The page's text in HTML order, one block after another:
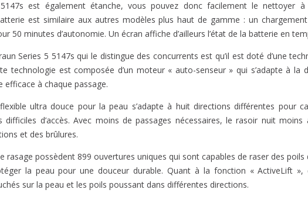
est également étanche, vous pouvez donc facilement le nettoyer à
est similaire aux autres modèles plus haut de gamme : un
50 minutes d’autonomie. Un écran affiche d’ailleurs l’état de la batterie en
Series 5 5147s qui le distingue des concurrents est qu’il est doté d’une
technologie est composée d’un moteur « auto-senseur » qui s’adapte à la
efficace à chaque passage.
ultra douce pour la peau s’adapte à huit directions différentes pour
difficiles d’accès. Avec moins de passages nécessaires, le rasoir nuit
et des brûlures.
rasage possèdent 899 ouvertures uniques qui sont capables de raser des
la peau pour une douceur durable. Quant à la fonction « ActiveLift »,
sur la peau et les poils poussant dans différentes directions.